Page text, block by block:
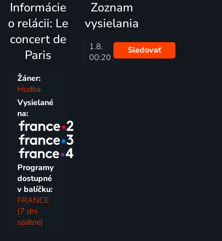
Informácie
o relácii: Le
concert de
Paris
Žáner:
Hudba
Vysielané
na:
Programy
dostupné
v balíčku:
FRANCE
(7 dní
spätne)
Zoznam
vysielania
1.8.
00:20
Sledovať